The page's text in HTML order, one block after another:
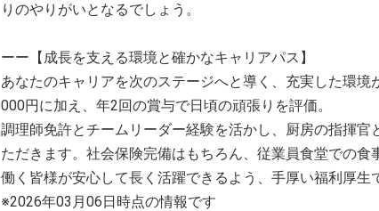
りのやりがいとなるでしょう。
ーー【成長を支える環境と確かなキャリアパス】
あなたのキャリアを次のステージへと導く、充実した環
000円に加え、年2回の賞与で日頃の頑張りを評価。
調理師免許とチームリーダー経験を活かし、厨房の指揮
ただきます。社会保険完備はもちろん、従業員食堂での食
働く皆様が安心して長く活躍できるよう、手厚い福利厚生
※2026年03月06日時点の情報です